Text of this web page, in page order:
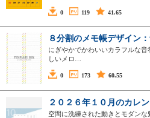
0 119 41.65
８分割のメモ帳デザイン
にぎやかでかわいいカラフルな
しいメロ…
0 173 60.55
２０２６年１０月のカレ
空間に洗練された動きとモダン